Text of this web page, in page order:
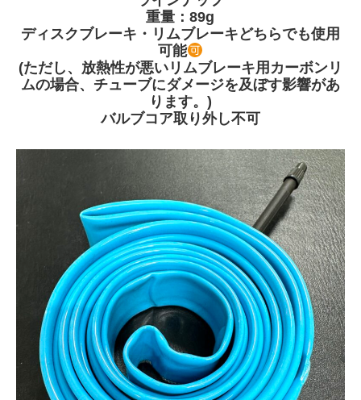
重量：89g
ディスクブレーキ・リムブレーキどちらでも使用
可能
(ただし、放熱性が悪いリムブレーキ用カーボンリ
ムの場合、チューブにダメージを及ぼす影響があ
ります。)
バルブコア取り外し不可